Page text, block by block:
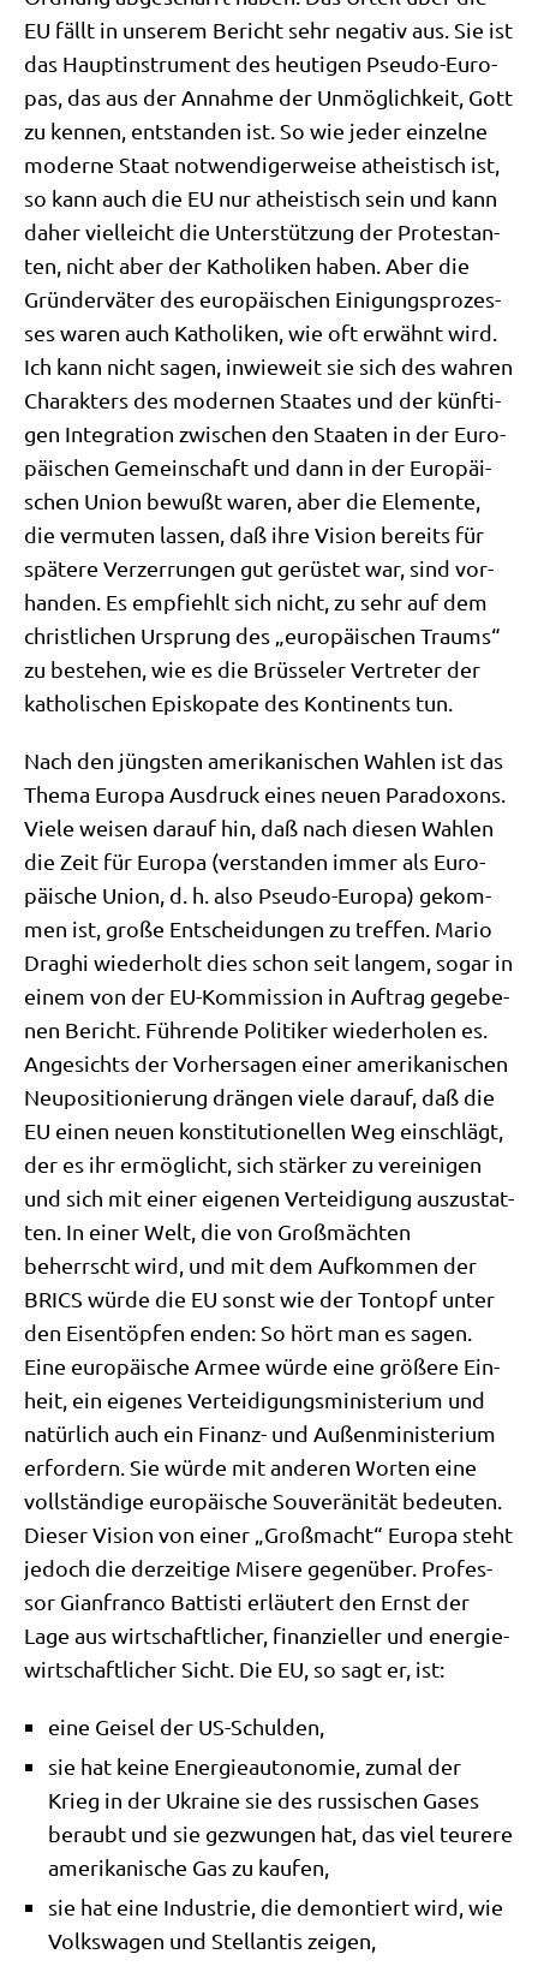
EU fällt in unse­rem Bericht sehr nega­tiv aus. Sie ist
das Haupt­in­stru­ment des heu­ti­gen Pseu­do-Euro­
pas, das aus der Annah­me der Unmög­lich­keit, Gott
zu ken­nen, ent­stan­den ist. So wie jeder ein­zel­ne
moder­ne Staat not­wen­di­ger­wei­se athe­istisch ist,
so kann auch die EU nur athe­istisch sein und kann
daher viel­leicht die Unter­stüt­zung der Pro­te­stan­
ten, nicht aber der Katho­li­ken haben. Aber die
Grün­der­vä­ter des euro­päi­schen Eini­gungs­pro­zes­
ses waren auch Katho­li­ken, wie oft erwähnt wird.
Ich kann nicht sagen, inwie­weit sie sich des wah­ren
Cha­rak­ters des moder­nen Staa­tes und der künf­ti­
gen Inte­gra­ti­on zwi­schen den Staa­ten in der Euro­
päi­schen Gemein­schaft und dann in der Euro­päi­
schen Uni­on bewußt waren, aber die Ele­men­te,
die ver­mu­ten las­sen, daß ihre Visi­on bereits für
spä­te­re Ver­zer­run­gen gut gerü­stet war, sind vor­
han­den. Es emp­fiehlt sich nicht, zu sehr auf dem
christ­li­chen Ursprung des „euro­päi­schen Traums“
zu bestehen, wie es die Brüs­se­ler Ver­tre­ter der
katho­li­schen Epi­sko­pa­te des Kon­ti­nents tun.
Nach den jüng­sten ame­ri­ka­ni­schen Wah­len ist das
The­ma Euro­pa Aus­druck eines neu­en Para­do­xons.
Vie­le wei­sen dar­auf hin, daß nach die­sen Wah­len
die Zeit für Euro­pa (ver­stan­den immer als Euro­
päi­sche Uni­on, d. h. also Pseu­do-Euro­pa) gekom­
men ist, gro­ße Ent­schei­dun­gen zu tref­fen. Mario
Draghi wie­der­holt dies schon seit lan­gem, sogar in
einem von der EU-Kom­mis­si­on in Auf­trag gege­be­
nen Bericht. Füh­ren­de Poli­ti­ker wie­der­ho­len es.
Ange­sichts der Vor­her­sa­gen einer ame­ri­ka­ni­schen
Neu­po­si­tio­nie­rung drän­gen vie­le dar­auf, daß die
EU einen neu­en kon­sti­tu­tio­nel­len Weg ein­schlägt,
der es ihr ermög­licht, sich stär­ker zu ver­ei­ni­gen
und sich mit einer eige­nen Ver­tei­di­gung aus­zu­stat­
ten. In einer Welt, die von Groß­mäch­ten
beherrscht wird, und mit dem Auf­kom­men der
BRICS wür­de die EU sonst wie der Ton­topf unter
den Eisen­töp­fen enden: So hört man es sagen.
Eine euro­päi­sche Armee wür­de eine grö­ße­re Ein­
heit, ein eige­nes Ver­tei­di­gungs­mi­ni­ste­ri­um und
natür­lich auch ein Finanz- und Außen­mi­ni­ste­ri­um
erfor­dern. Sie wür­de mit ande­ren Wor­ten eine
voll­stän­di­ge euro­päi­sche Sou­ve­rä­ni­tät bedeu­ten.
Die­ser Visi­on von einer „Groß­macht“ Euro­pa steht
jedoch die der­zei­ti­ge Mise­re gegen­über. Pro­fes­
sor Gian­fran­co Bat­ti­sti erläu­tert den Ernst der
Lage aus wirt­schaft­li­cher, finan­zi­el­ler und ener­gie­
wirt­schaft­li­cher Sicht. Die EU, so sagt er, ist:
eine Gei­sel der US-Schulden,
sie hat kei­ne Ener­gie­au­to­no­mie, zumal der
Krieg in der Ukrai­ne sie des rus­si­schen Gases
beraubt und sie gezwun­gen hat, das viel teu­re­re
ame­ri­ka­ni­sche Gas zu kaufen,
sie hat eine Indu­strie, die demon­tiert wird, wie
Volks­wa­gen und Stellan­tis zeigen,